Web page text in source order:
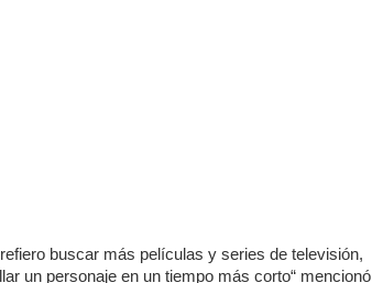
buscar más películas y series de televisión,
un personaje en un tiempo más corto“ mencionó